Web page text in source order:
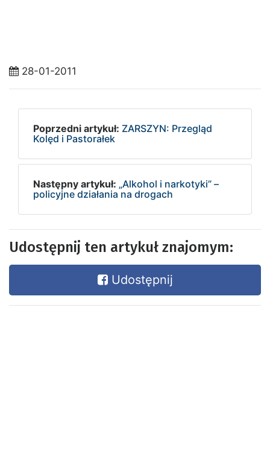
28-01-2011
Poprzedni artykuł: ZARSZYN: Przegląd
Kolęd i Pastorałek
Następny artykuł: „Alkohol i narkotyki” –
policyjne działania na drogach
Udostępnij ten artykuł znajomym:
Udostępnij